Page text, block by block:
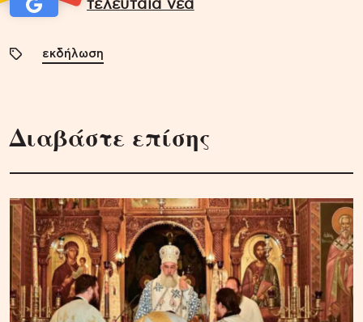
τελευταία νέα
εκδήλωση
Διαβάστε επίσης